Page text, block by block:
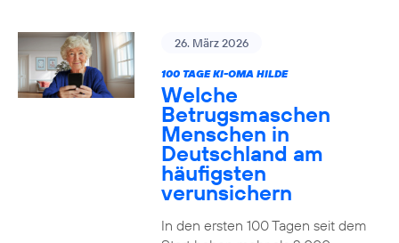
26. März 2026
100 TAGE KI-OMA HILDE
Welche
Betrugsmaschen
Menschen in
Deutschland am
häufigsten
verunsichern
In den ersten 100 Tagen seit dem